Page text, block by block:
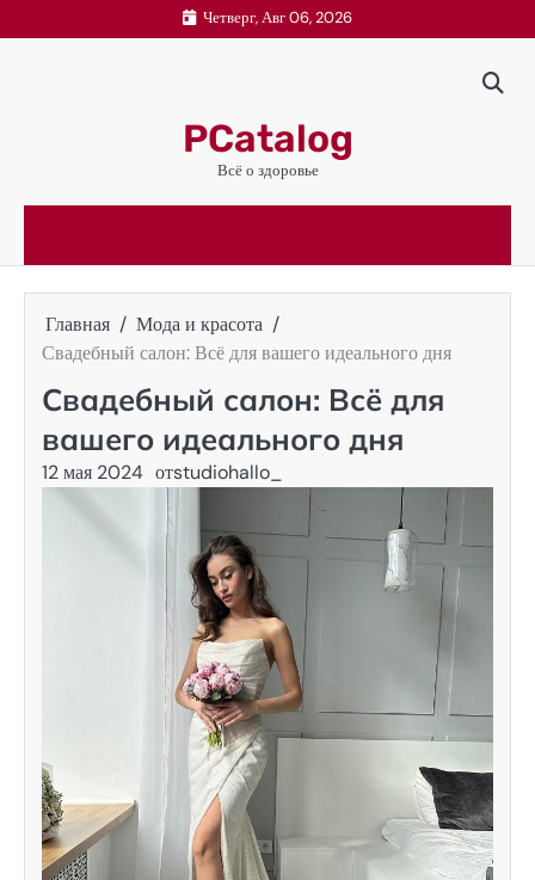
к
Четверг, Авг 06, 2026
PCatalog
Всё о здоровье
Главная
Мода и красота
Свадебный салон: Всё для вашего идеального дня
Свадебный салон: Всё для
вашего идеального дня
12 мая 2024 отstudiohallo_